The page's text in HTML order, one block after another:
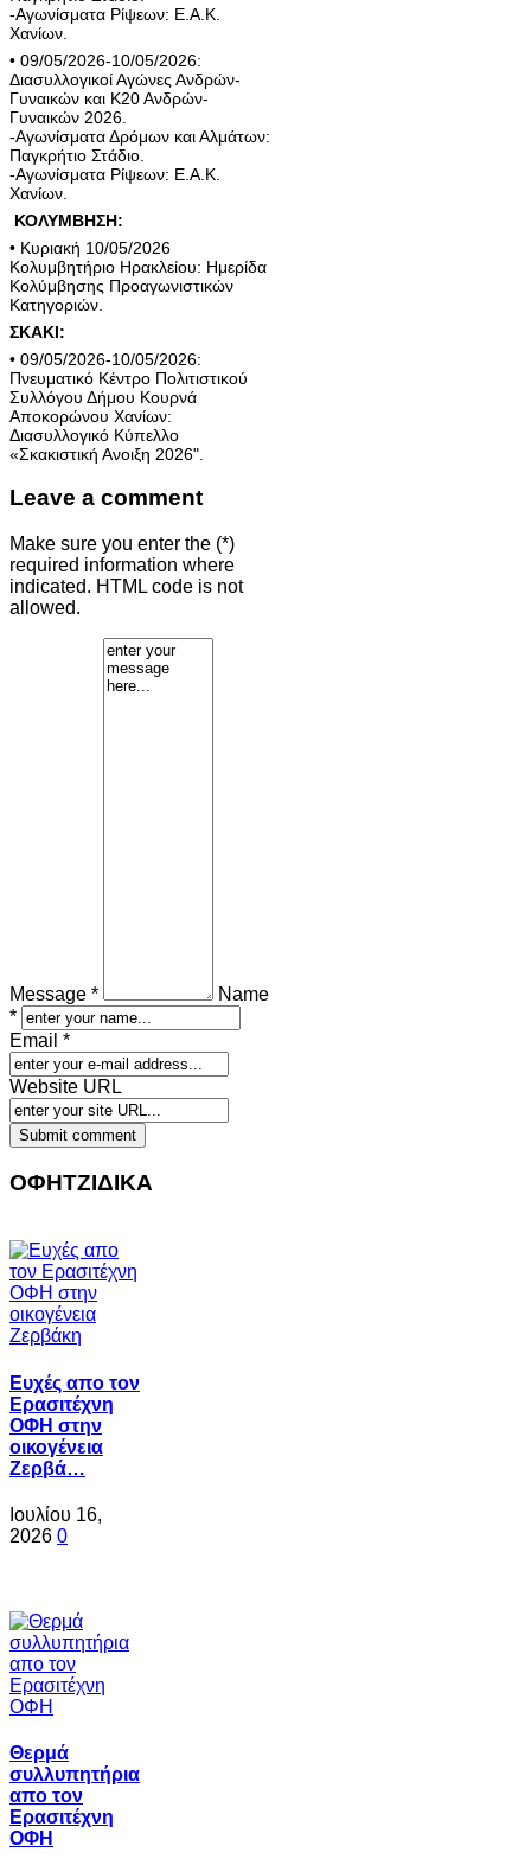
-Αγωνίσματα Ρίψεων: Ε.Α.Κ.
Χανίων.
• 09/05/2026-10/05/2026:
Διασυλλογικοί Αγώνες Ανδρών-
Γυναικών και Κ20 Ανδρών-
Γυναικών 2026.
-Αγωνίσματα Δρόμων και Αλμάτων:
Παγκρήτιο Στάδιο.
-Αγωνίσματα Ρίψεων: Ε.Α.Κ.
Χανίων.
ΚΟΛΥΜΒΗΣΗ:
• Κυριακή 10/05/2026
Κολυμβητήριο Ηρακλείου: Ημερίδα
Κολύμβησης Προαγωνιστικών
Κατηγοριών.
ΣΚΑΚΙ:
• 09/05/2026-10/05/2026:
Πνευματικό Κέντρο Πολιτιστικού
Συλλόγου Δήμου Κουρνά
Αποκορώνου Χανίων:
Διασυλλογικό Κύπελλο
«Σκακιστική Ανοιξη 2026".
Leave a comment
Make sure you enter the (*)
required information where
indicated. HTML code is not
allowed.
Message *
Name
*
Email *
Website URL
ΟΦΗΤΖΙΔΙΚΑ
Ευχές απο τον
Ερασιτέχνη
ΟΦΗ στην
οικογένεια
Ζερβά…
Ιουλίου 16,
2026 0
Θερμά
συλλυπητήρια
απο τον
Ερασιτέχνη
ΟΦΗ